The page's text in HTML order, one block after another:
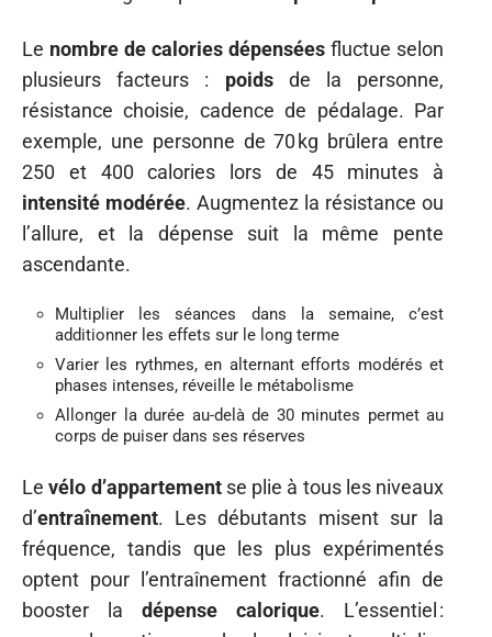
Le nombre de calories dépensées fluctue selon
plusieurs facteurs : poidsde la personne,
résistance choisie, cadence de pédalage. Par
exemple, une personne de 70 kg brûlera entre
250 et 400 calories lors de 45 minutes à
intensité modérée. Augmentez la résistance ou
l’allure, et la dépense suit la même pente
ascendante.
Multiplier les séances dans la semaine, c’est
additionner les effets sur le long terme
Varier les rythmes, en alternant efforts modérés et
phases intenses, réveille le métabolisme
Allonger la durée au-delà de 30 minutes permet au
corps de puiser dans ses réserves
Levélo d’appartementse plie à tous les niveaux
d’entraînement. Les débutants misent sur la
fréquence, tandis que les plus expérimentés
optent pour l’entraînement fractionné afin de
booster la dépense calorique. L’essentiel :